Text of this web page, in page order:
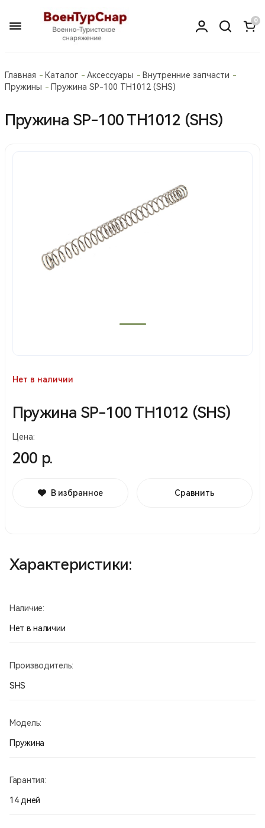
0
Главная Каталог Аксессуары
Внутренние запчасти
Пружины
Пружина SP-100 TH1012 (SHS)
Пружина SP-100 TH1012 (SHS)
Нет в наличии
Пружина SP-100 TH1012 (SHS)
Цена:
200 р.
В избранное Сравнить
Характеристики:
Наличие:
Нет в наличии
Производитель:
SHS
Модель:
Пружина
Гарантия:
14 дней